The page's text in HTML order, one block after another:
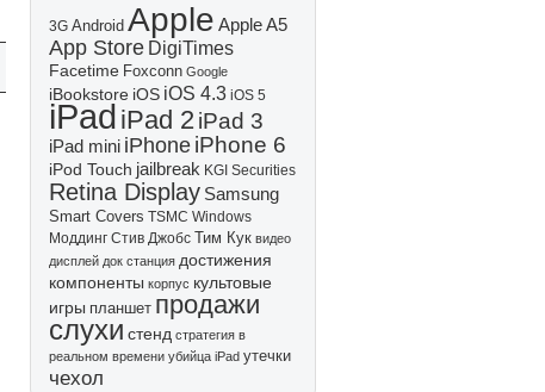
3G Android Apple Apple A5
App Store DigiTimes
Facetime Foxconn Google
iBookstore iOS iOS 4.3 iOS 5
iPad iPad 2iPad 3
iPad mini iPhone iPhone 6
iPod Touch jailbreak KGI Securities
Retina Display Samsung
Smart Covers TSMC Windows
Моддинг Стив Джобс Тим Кук видео
дисплей док станция достижения
компоненты корпус культовые
игры планшет продажи
слухи стенд стратегия в
реальном времени убийца iPad утечки
чехол